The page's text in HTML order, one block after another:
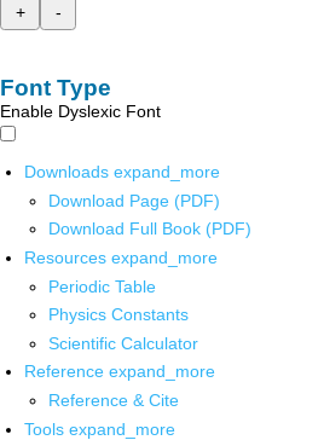
+
-
Font Type
Enable Dyslexic Font
Downloads expand_more
Download Page (PDF)
Download Full Book (PDF)
Resources expand_more
Periodic Table
Physics Constants
Scientific Calculator
Reference expand_more
Reference & Cite
Tools expand_more